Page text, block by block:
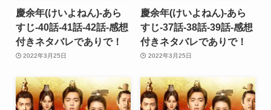
慶余年(けいよねん)-あら
すじ-40話-41話-42話-感想
付きネタバレでありで！
2022年3月25日
慶余年(けいよねん)-あら
すじ-37話-38話-39話-感想
付きネタバレでありで！
2022年3月25日